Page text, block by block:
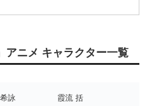
アニメ キャラクター一覧
詠 霞流 括